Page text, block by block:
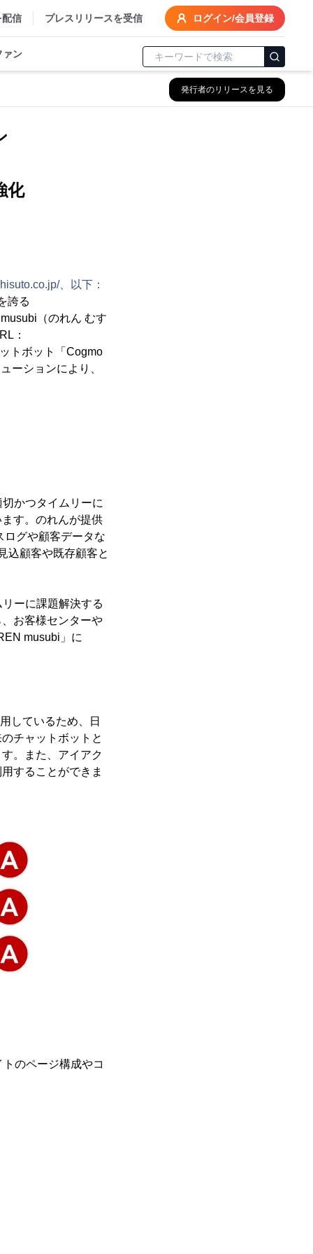
配信 プレスリリースを受信 ログイン/会員登録
ァン
発行者のリリースを見る
化
、以下：
誇る
（のれん むす
：
トボット「Cogmo
ーションにより、
かつタイムリーに
す。のれんが提供
グや顧客データな
込顧客や既存顧客と
ーに課題解決する
お客様センターや
musubi」に
しているため、日
チャットボットと
。また、アイアク
することができま
のページ構成やコ